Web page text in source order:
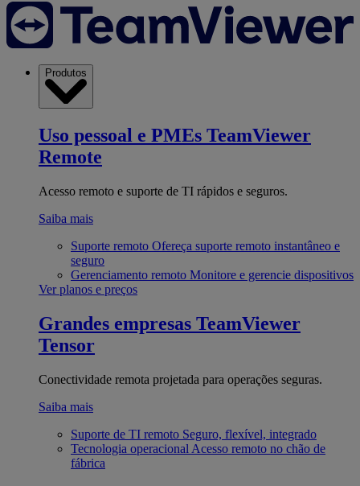
Produtos
Uso pessoal e PMEs TeamViewer
Remote
Acesso remoto e suporte de TI rápidos e seguros.
Saiba mais
Suporte remoto Ofereça suporte remoto instantâneo e
seguro
Gerenciamento remoto Monitore e gerencie dispositivos
Ver planos e preços
Grandes empresas TeamViewer
Tensor
Conectividade remota projetada para operações seguras.
Saiba mais
Suporte de TI remoto Seguro, flexível, integrado
Tecnologia operacional Acesso remoto no chão de
fábrica